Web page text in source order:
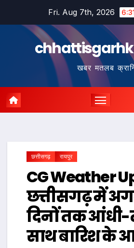
Fri. Aug 7th, 2026
खबर मतलब
छत्तीसगढ़ रायपुर
CG Weather
छत्तीसगढ़ में
दिनों तक
साथ बारिश के